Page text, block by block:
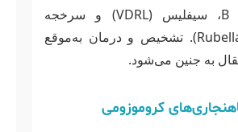
هپاتیت B، سیفلیس (VDRL) و سرخجه
(Rubella IgG). تشخیص و درمان به‌موقع
به جنین می‌شود.